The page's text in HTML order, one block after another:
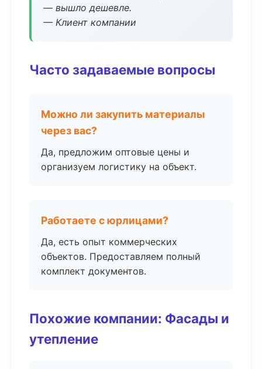
— вышло дешевле.
— Клиент компании
Часто задаваемые вопросы
Можно ли закупить материалы
через вас?
Да, предложим оптовые цены и
организуем логистику на объект.
Работаете с юрлицами?
Да, есть опыт коммерческих
объектов. Предоставляем полный
комплект документов.
Похожие компании: Фасады и
утепление